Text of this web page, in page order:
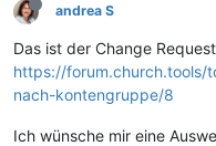
andrea S
Das ist der Change
https://forum.church.tools/
nach-kontengruppe/8
Ich wünsche mir eine